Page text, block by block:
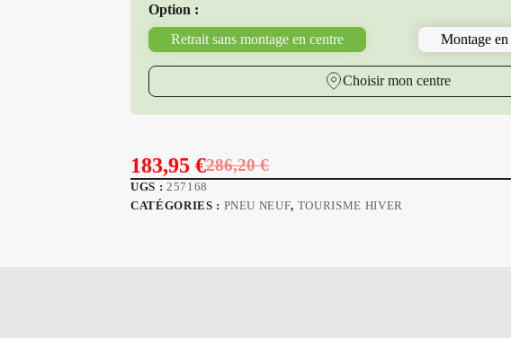
97
H
Option :
Retrait sans montage en centre
Montage en
Choisir mon centre
286,20€
Le
prix
183,95€
Le
prix
UGS : 257168
CATÉGORIES : PNEU NEUF, TOURISME HIVER